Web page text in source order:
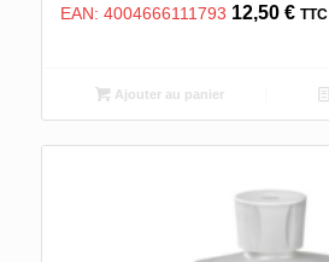
EAN: 4004666111793 12,50 € TTC
Ajouter au panier